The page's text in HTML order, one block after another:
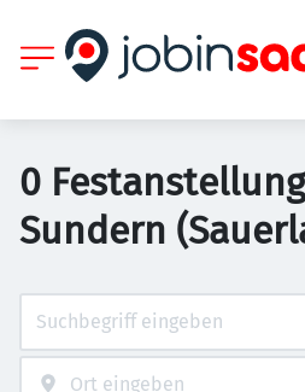
0
Sundern